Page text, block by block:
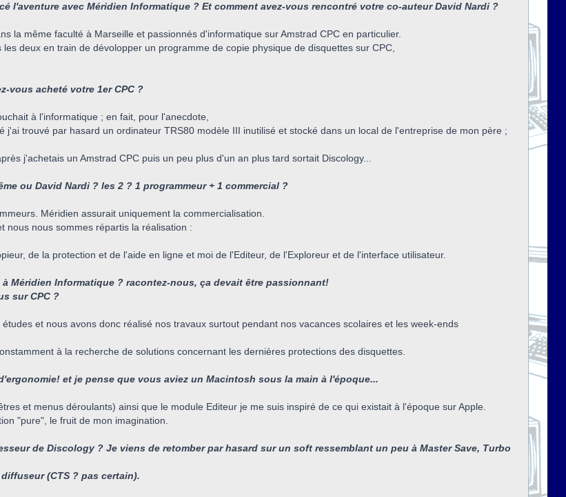
l'aventure avec Méridien Informatique ? Et comment avez-vous rencontré votre co-auteur David Nardi ?
la même faculté à Marseille et passionnés d'informatique sur Amstrad CPC en particulier.
deux en train de dévolopper un programme de copie physique de disquettes sur CPC,
vous acheté votre 1er CPC ?
à l'informatique ; en fait, pour l'anecdote,
j'ai trouvé par hasard un ordinateur TRS80 modèle III inutilisé et stocké dans un local de l'entreprise de mon père ;
j'achetais un Amstrad CPC puis un peu plus d'un an plus tard sortait Discology...
ou David Nardi ? les 2 ? 1 programmeur + 1 commercial ?
Méridien assurait uniquement la commercialisation.
nous nous sommes répartis la réalisation :
de la protection et de l'aide en ligne et moi de l'Editeur, de l'Exploreur et de l'interface utilisateur.
Méridien Informatique ? racontez-nous, ça devait être passionnant!
sur CPC ?
et nous avons donc réalisé nos travaux surtout pendant nos vacances scolaires et les week-ends
à la recherche de solutions concernant les dernières protections des disquettes.
et je pense que vous aviez un Macintosh sous la main à l'époque...
et menus déroulants) ainsi que le module Editeur je me suis inspiré de ce qui existait à l'époque sur Apple.
"pure", le fruit de mon imagination.
de Discology ? Je viens de retomber par hasard sur un soft ressemblant un peu à Master Save, Turbo
(CTS ? pas certain).